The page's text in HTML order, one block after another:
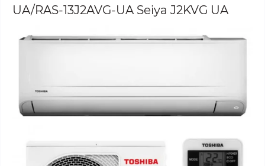
UA/RAS-13J2AVG-UA Seiya J2KVG UA